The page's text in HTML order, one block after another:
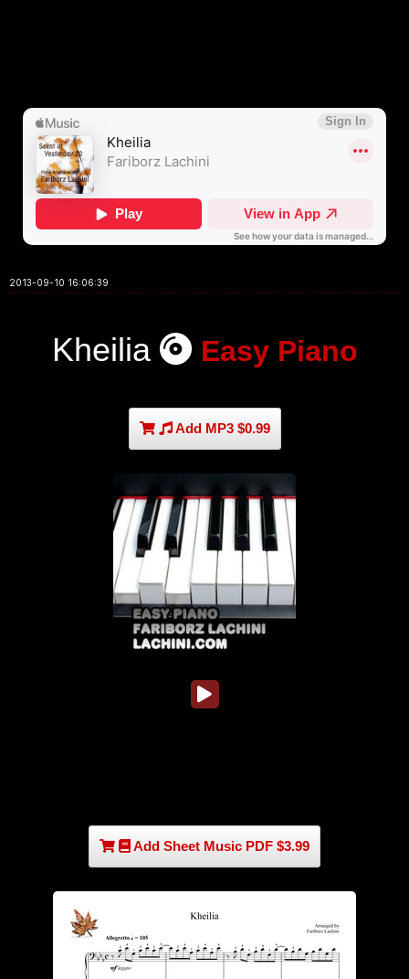
2013-09-10 16:06:39
Kheilia Easy Piano
Add MP3 $0.99
Add Sheet Music PDF $3.99